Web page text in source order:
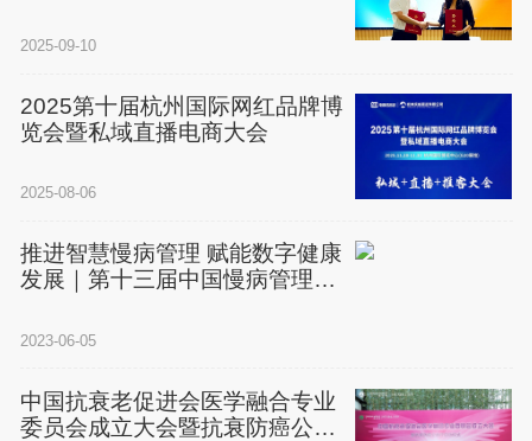
2025-09-10
2025第十届杭州国际网红品牌博
览会暨私域直播电商大会
2025-08-06
推进智慧慢病管理 赋能数字健康
发展｜第十三届中国慢病管理大
2023-06-05
​中国抗衰老促进会医学融合专业
委员会成立大会暨抗衰防癌公益